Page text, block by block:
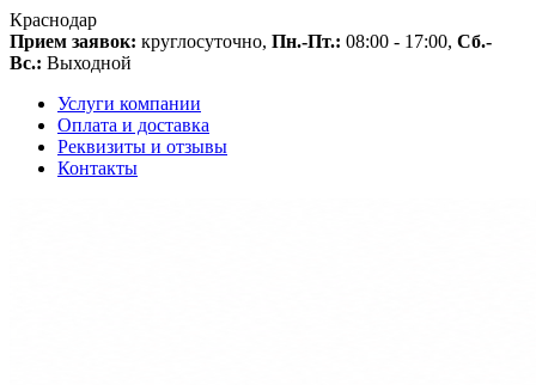
Краснодар
Прием заявок: круглосуточно, Пн.-Пт.: 08:00 - 17:00, Сб.-
Вс.: Выходной
Услуги компании
Оплата и доставка
Реквизиты и отзывы
Контакты